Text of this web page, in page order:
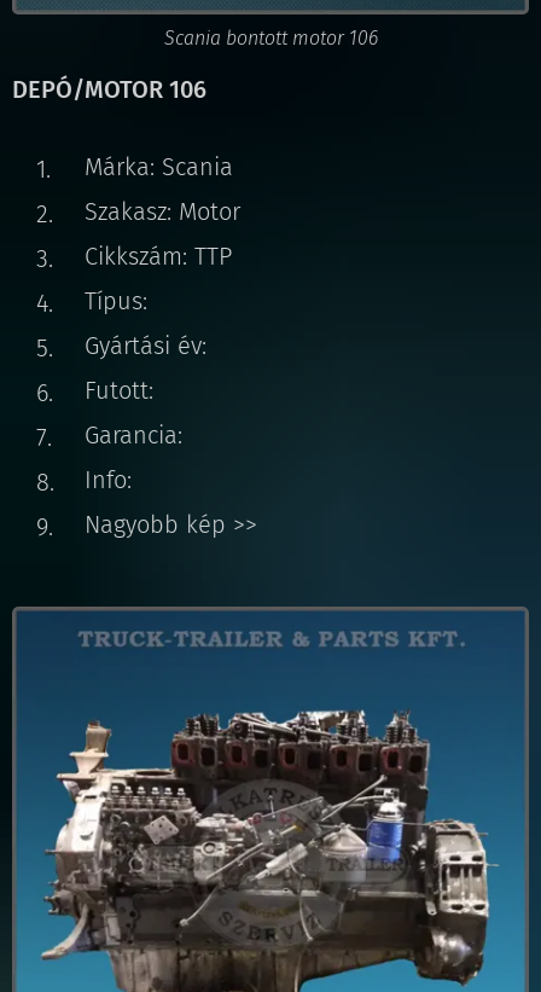
Scania bontott motor 106
DEPÓ/MOTOR 106
Márka: Scania
Szakasz: Motor
Cikkszám: TTP
Típus:
Gyártási év:
Futott:
Garancia:
Info:
Nagyobb kép >>